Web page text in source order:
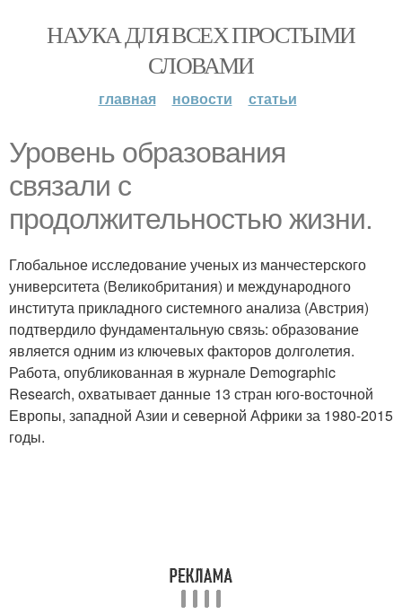
НАУКА ДЛЯ ВСЕХ ПРОСТЫМИ
СЛОВАМИ
главная новости статьи
Уровень образования
связали с
продолжительностью жизни.
Глобальное исследование ученых из манчестерского
университета (Великобритания) и международного
института прикладного системного анализа (Австрия)
подтвердило фундаментальную связь: образование
является одним из ключевых факторов долголетия.
Работа, опубликованная в журнале Demographic
Research, охватывает данные 13 стран юго-восточной
Европы, западной Азии и северной Африки за 1980-2015
годы.